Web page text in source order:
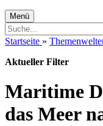
Menü
Startseite »
Aktueller Filter
Maritime
das Meer